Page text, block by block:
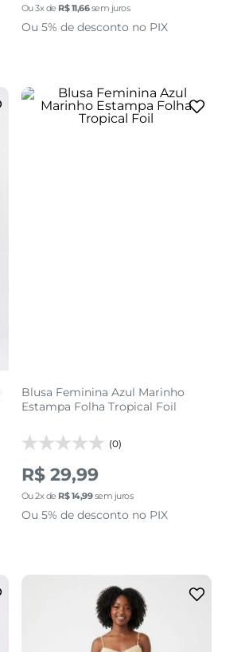
Ou3x de R$11,66sem juros
Ou 5% de desconto no PIX
P M
Blusa Feminina Azul Marinho
Estampa Folha Tropical Foil
(0)
R$ 29,99
Ou2x de R$14,99sem juros
Ou 5% de desconto no PIX